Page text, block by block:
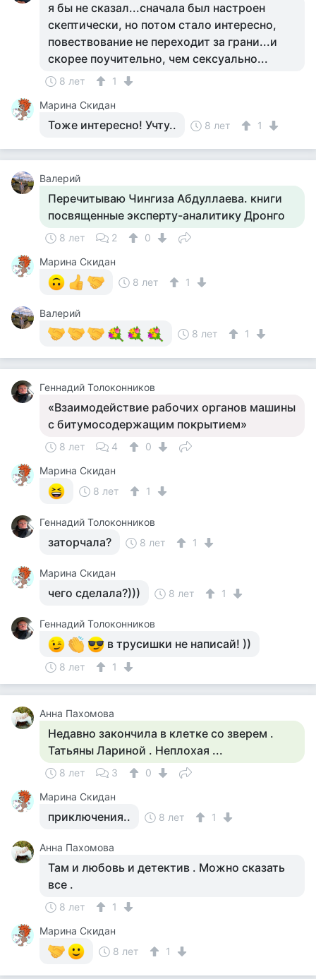
я бы не сказал...сначала был настроен
скептически, но потом стало интересно,
повествование не переходит за грани...и
скорее поучительно, чем сексуально...
8 лет
1
Марина Скидан
Тоже интересно! Учту.. 8 лет 1
Валерий
Перечитываю Чингиза Абдуллаева. книги
посвященные эксперту-аналитику Дронго
8 лет 2
0
Марина Скидан
8 лет
1
Валерий
8 лет
1
Геннадий Толоконников
«Взаимодействие рабочих органов машины
с битумосодержащим покрытием»
8 лет 4
0
Марина Скидан
8 лет
1
Геннадий Толоконников
заторчала? 8 лет 1
Марина Скидан
чего сделала?))) 8 лет 1
Геннадий Толоконников
в трусишки не написай! ))
8 лет 1
Анна Пахомова
Недавно закончила в клетке со зверем .
Татьяны Лариной . Неплохая ...
8 лет 3
0
Марина Скидан
приключения.. 8 лет 1
Анна Пахомова
Там и любовь и детектив . Можно сказать
все .
8 лет
1
Марина Скидан
8 лет
1